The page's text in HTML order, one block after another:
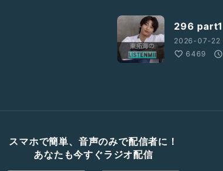
296 part1
2026-07-22
6469
スマホで簡単、音声のみで配信者に！
あなたも今すぐラジオ配信